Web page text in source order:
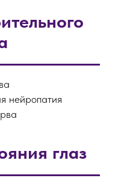
нейропатия
глаз